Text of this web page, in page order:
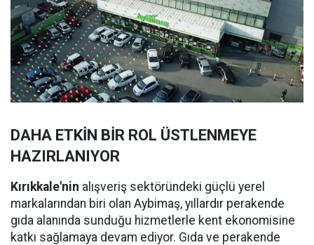
DAHA ETKİN BİR ROL ÜSTLENMEYE
HAZIRLANIYOR
Kırıkkale'nin alışveriş sektöründeki güçlü yerel
markalarından biri olan Aybimaş, yıllardır perakende
gıda alanında sunduğu hizmetlerle kent ekonomisine
katkı sağlamaya devam ediyor. Gıda ve perakende